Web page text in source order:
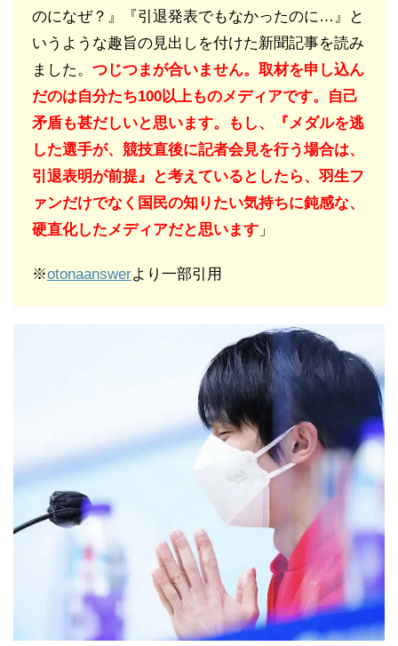
のになぜ？』『引退発表でもなかったのに…』と
いうような趣旨の見出しを付けた新聞記事を読み
ました。 つじつまが合いません。取材を申し込ん
だのは自分たち100以上ものメディアです。自己
矛盾も甚だしいと思います。もし、『メダルを逃
した選手が、競技直後に記者会見を行う場合は、
引退表明が前提』と考えているとしたら、羽生フ
ァンだけでなく国民の知りたい気持ちに鈍感な、
硬直化したメディアだと思います 」
※otonaanswerより一部引用